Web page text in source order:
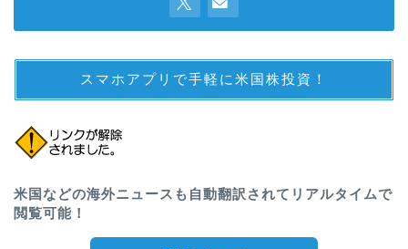
スマホアプリで手軽に米国株投資！
米国などの海外ニュースも自動翻訳されてリアルタイムで
閲覧可能！